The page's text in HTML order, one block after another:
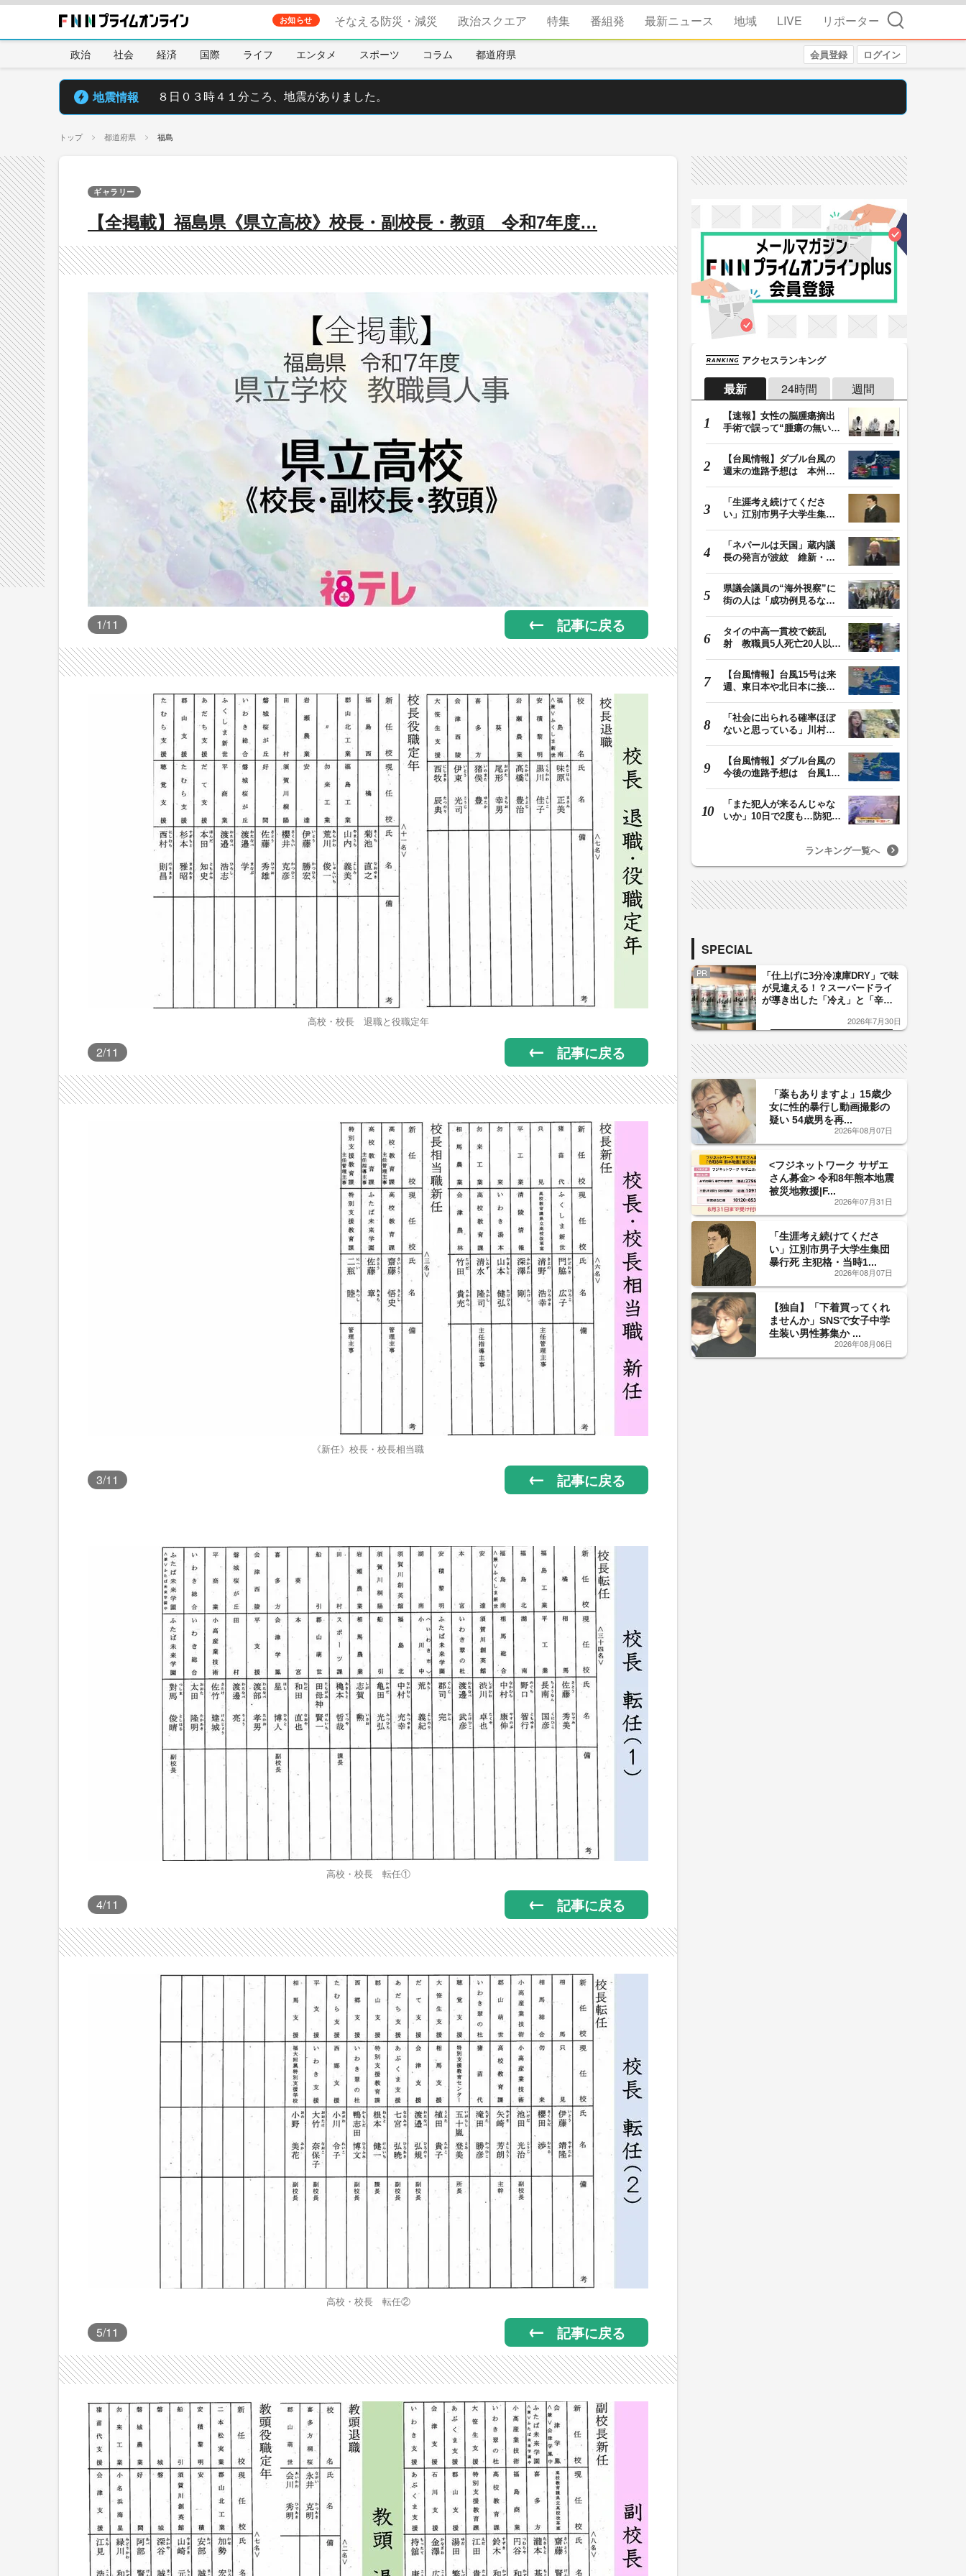
お知らせ そなえる防災・減災 政治スクエア 特集 番組発 最新ニュース 地域 LIVE リポーター 検索
政治 社会 経済 国際 ライフ エンタメ スポーツ コラム 都道府県 会員登録 ログイン
地震情報 ８日０３時４１分ころ、地震がありました。
トップ 都道府県 福島
【全掲載】福島県《県立高校》校長・副校長・教頭 令和7年度…
ギャラリー
1/11 記事に戻る
高校・校長 退職と役職定年
2/11 記事に戻る
《新任》校長・校長相当職
3/11 記事に戻る
高校・校長 転任①
4/11 記事に戻る
高校・校長 転任②
5/11 記事に戻る
アクセスランキング
最新 24時間 週間
【速報】女性の脳腫瘍摘出
手術で誤って“腫瘍の無い部
【台風情報】ダブル台風の
週末の進路予想は 本州は
「生涯考え続けてくださ
い」江別市男子大学生集団
「ネパールは天国」蔵内議
長の発言が波紋 維新・吉
県議会議員の“海外視察”に
街の人は「成功例見るなら
タイの中高一貫校で銃乱
射 教職員5人死亡20人以上
【台風情報】台風15号は来
週、東日本や北日本に接近
「社会に出られる確率ほぼ
ないと思っている」川村葉
【台風情報】ダブル台風の
今後の進路予想は 台風13
「また犯人が来るんじゃな
いか」10日で2度も…防犯カ
ランキング一覧へ
SPECIAL
PR
「仕上げに3分冷凍庫DRY」で味
が見違える！？スーパードライ
が導き出した「冷え」と「辛
した「辛口カーブ」が飲み頃の
2026年7月30日
「薬もありますよ」15歳少
女に性的暴行し動画撮影の
疑い 54歳男を再...
2026年08月07日
<フジネットワーク サザエ
さん募金> 令和8年熊本地震
被災地救援|F...
2026年07月31日
「生涯考え続けてくださ
い」江別市男子大学生集団
暴行死 主犯格・当時1...
2026年08月07日
【独自】「下着買ってくれ
ませんか」SNSで女子中学
生装い男性募集か ...
2026年08月06日